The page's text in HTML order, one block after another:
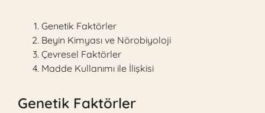
Genetik Faktörler
Beyin Kimyası ve Nörobiyoloji
Çevresel Faktörler
Madde Kullanımı ile İlişkisi
Genetik Faktörler